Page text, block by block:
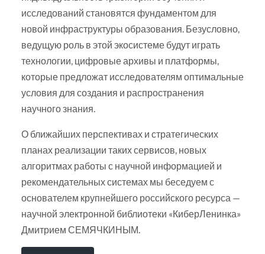
исследований становятся фундаментом для
новой инфраструктуры образования. Безусловно,
ведущую роль в этой экосистеме будут играть
технологии, цифровые архивы и платформы,
которые предложат исследователям оптимальные
условия для создания и распространения
научного знания.
О ближайших перспективах и стратегических
планах реализации таких сервисов, новых
алгоритмах работы с научной информацией и
рекомендательных системах мы беседуем с
основателем крупнейшего российского ресурса —
научной электронной библиотеки «КиберЛенинка»
Дмитрием СЕМЯЧКИНЫМ.